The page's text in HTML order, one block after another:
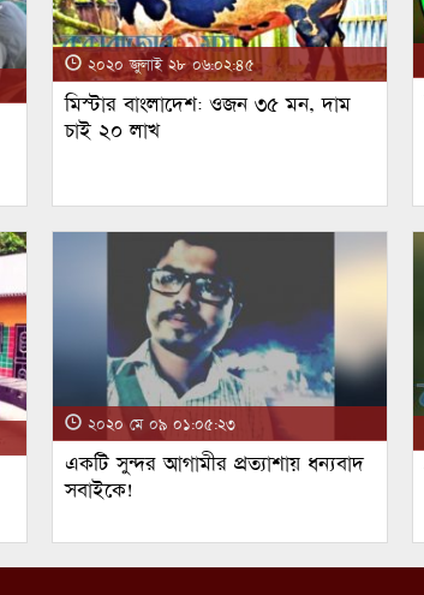
২০২০ জুলাই ২৮ ০৬:০২:৪৫
মিস্টার বাংলাদেশ: ওজন ৩৫ মন, দাম
চাই ২০ লাখ
২০২০ মে ০৯ ০১:০৫:২৩
একটি সুন্দর আগামীর প্রত্যাশায় ধন্যবাদ
সবাইকে!